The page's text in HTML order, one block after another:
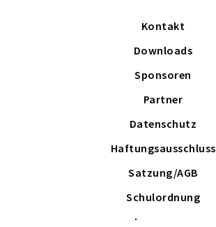
Kontakt
Downloads
Sponsoren
Partner
Datenschutz
Haftungsausschluss
Satzung/AGB
Schulordnung
Impressum